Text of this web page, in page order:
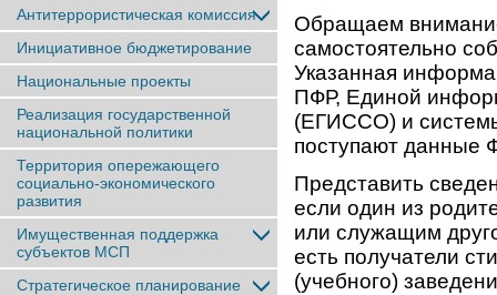
Антитеррористическая комиссия
Инициативное бюджетирование
Национальные проекты
Реализация государственной
национальной политики
Территория опережающего
социально-экономического
развития
Имущественная поддержка
субъектов МСП
Стратегическое планирование
Обращаем
самостоятельно
Указанная
ПФР, Единой
(ЕГИССО) и
поступают данные
Представить
если один из
или служащим
есть получатели
(учебного)